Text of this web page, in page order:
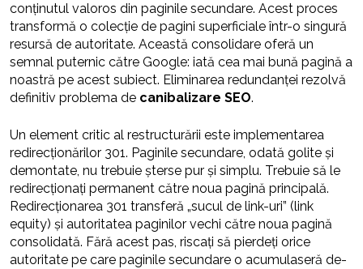
conținutul valoros din paginile secundare. Acest proces
transformă o colecție de pagini superficiale într-o singură
resursă de autoritate. Această consolidare oferă un
semnal puternic către Google: iată cea mai bună pagină a
noastră pe acest subiect. Eliminarea redundanței rezolvă
definitiv problema de canibalizare SEO.
Un element critic al restructurării este implementarea
redirecționărilor 301. Paginile secundare, odată golite și
demontate, nu trebuie șterse pur și simplu. Trebuie să le
redirecționați permanent către noua pagină principală.
Redirecționarea 301 transferă „sucul de link-uri” (link
equity) și autoritatea paginilor vechi către noua pagină
consolidată. Fără acest pas, riscați să pierdeți orice
autoritate pe care paginile secundare o acumulaseră de-